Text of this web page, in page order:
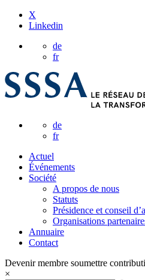
X
Linkedin
de
fr
de
fr
Actuel
Événements
Société
A propos de nous
Statuts
Présidence et conseil
Organisations
Annuaire
Contact
Devenir membre soumettre
×